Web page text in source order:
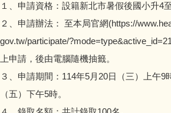
１、申請資格：設籍新北市暑假後國小升4
２、申請辦法： 至本局官網(https://
gov.tw/participate/
上申請，後由電腦隨機抽籤。
３、申請期間：114年5月20日（三）上午9
（五）下午5時。